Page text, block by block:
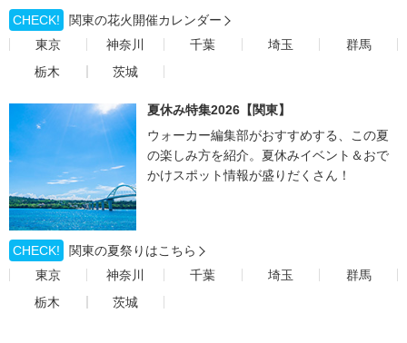
CHECK!
関東の花火開催カレンダー
東京
神奈川 千葉 埼玉
群馬
栃木
茨城
夏休み特集2026【関東】
ウォーカー編集部がおすすめする、この夏
の楽しみ方を紹介。夏休みイベント＆おで
かけスポット情報が盛りだくさん！
CHECK!
関東の夏祭りはこちら
東京
神奈川 千葉 埼玉
群馬
栃木
茨城